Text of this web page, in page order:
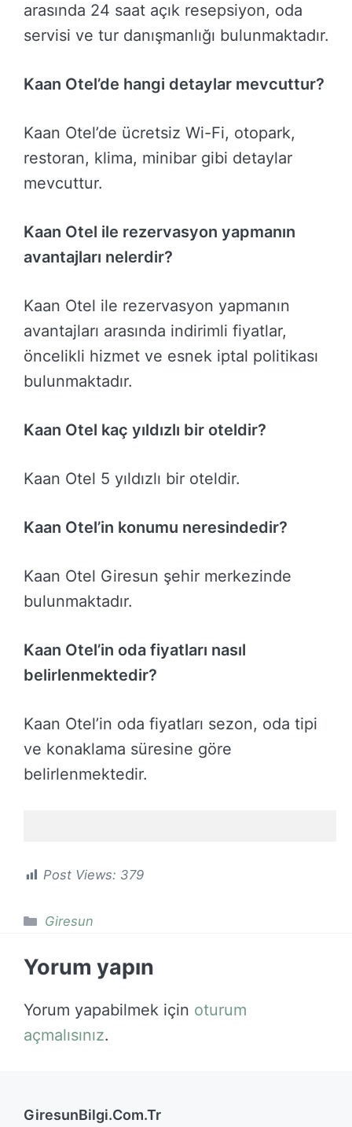
arasında 24 saat açık resepsiyon, oda
servisi ve tur danışmanlığı bulunmaktadır.
Kaan Otel’de hangi detaylar mevcuttur?
Kaan Otel’de ücretsiz Wi-Fi, otopark,
restoran, klima, minibar gibi detaylar
mevcuttur.
Kaan Otel ile rezervasyon yapmanın
avantajları nelerdir?
Kaan Otel ile rezervasyon yapmanın
avantajları arasında indirimli fiyatlar,
öncelikli hizmet ve esnek iptal politikası
bulunmaktadır.
Kaan Otel kaç yıldızlı bir oteldir?
Kaan Otel 5 yıldızlı bir oteldir.
Kaan Otel’in konumu neresindedir?
Kaan Otel Giresun şehir merkezinde
bulunmaktadır.
Kaan Otel’in oda fiyatları nasıl
belirlenmektedir?
Kaan Otel’in oda fiyatları sezon, oda tipi
ve konaklama süresine göre
belirlenmektedir.
Post Views: 379
Kategoriler
Giresun
Yorum yapın
Yorum yapabilmek için oturum
açmalısınız.
GiresunBilgi.Com.Tr